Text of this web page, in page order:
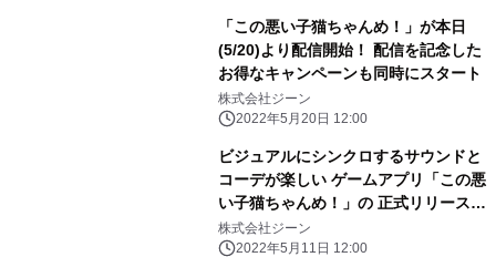
「この悪い子猫ちゃんめ！」が本日
(5/20)より配信開始！ 配信を記念した
お得なキャンペーンも同時にスタート
株式会社ジーン
2022年5月20日 12:00
ビジュアルにシンクロするサウンドと
コーデが楽しい ゲームアプリ「この悪
い子猫ちゃんめ！」の 正式リリースが
5月20日(金)に決定！
株式会社ジーン
2022年5月11日 12:00